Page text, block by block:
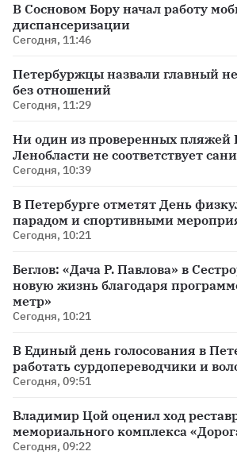
В Сосновом Бору начал работу
диспансеризации
Сегодня, 11:46
Петербуржцы назвали главный
без отношений
Сегодня, 11:29
Ни один из проверенных пляжей
Ленобласти не соответствует
Сегодня, 10:39
В Петербурге отметят День
парадом и спортивными
Сегодня, 10:21
Беглов: «Дача Р. Павлова» в
новую жизнь благодаря
метр»
Сегодня, 10:21
В Единый день голосования в
работать сурдопереводчики и
Сегодня, 09:51
Владимир Цой оценил ход
мемориального комплекса
Сегодня, 09:22